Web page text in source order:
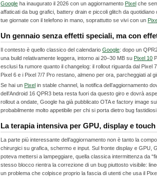
Google ha inaugurato il 2026 con un aggiornamento Pixel che
affaticati da bug grafici, battery drain e piccoli glitch da
tue giornate con il telefono in mano, soprattutto se vivi con un
Un gennaio senza effetti speciali, ma con
Il contesto è quello classico del calendario Google: dopo un
una build relativamente leggera, intorno ai 20–30 MB su Pixel 10
esclusi fa rumore quanto il changelog: il rollout riguarda dal Pixel
Pixel 6 e i Pixel 7/7 Pro restano, almeno per ora, parcheggiati al
Se hai un Pixel in stable channel, la notifica dell’aggiornamento
dell’Android 16 QPR3 beta resta fuori da questo giro e dovrà
rollout a ondate, Google ha già pubblicato OTA e factory image
probabilmente molto appetibile per chi si porta dietro bug fastidiosi
La terapia intensiva per GPU, display e touch
La parte più interessante dell’aggiornamento non è tanto la
chirurgici su grafica, schermo e input. Sul fronte display e GPU,
poteva mettersi a lampeggiare, quella classica intermittenza da
stesso blocco rientra la correzione di un bug piuttosto visibile:
un problema che colpisce proprio la fascia di utenti che usa il